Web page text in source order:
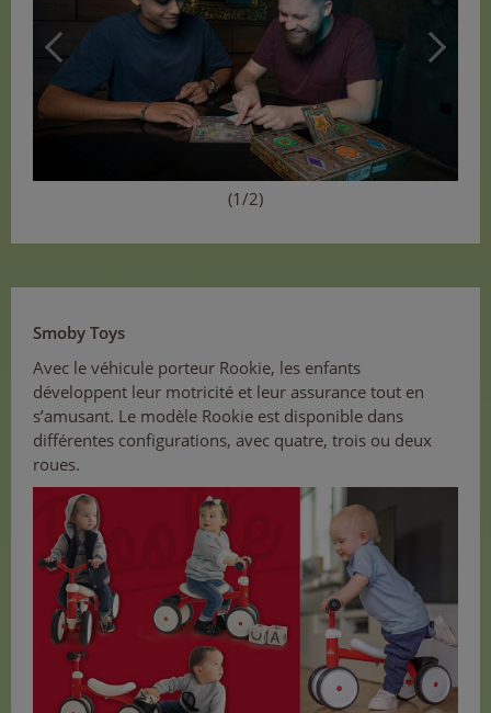
(1/2)
Smoby Toys
Avec le véhicule porteur Rookie, les enfants
développent leur motricité et leur assurance tout en
s’amusant. Le modèle Rookie est disponible dans
différentes configurations, avec quatre, trois ou deux
roues.